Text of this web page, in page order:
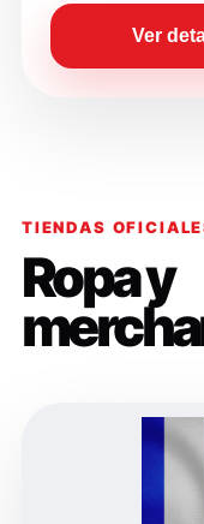
Ver
TIENDAS
Ropa y